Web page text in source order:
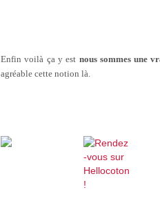
Enfin voilà ça y est nous sommes une
agréable cette notion là.